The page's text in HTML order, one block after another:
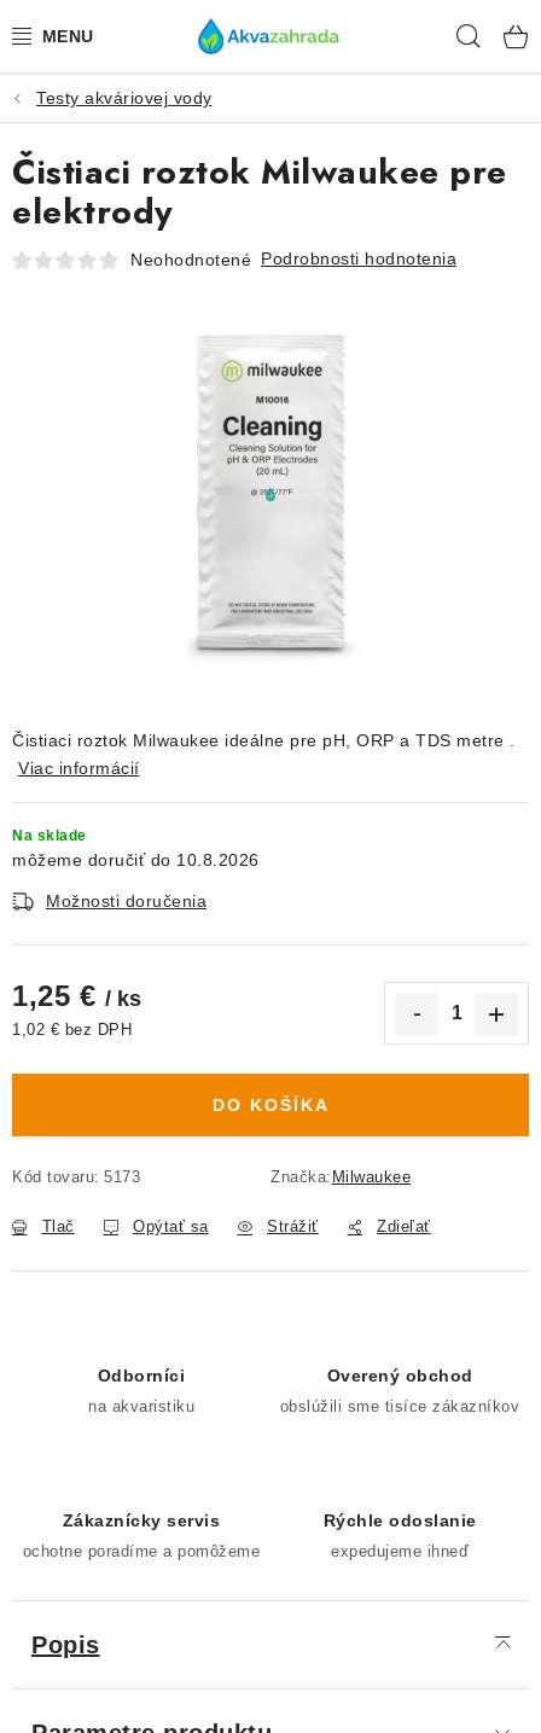
na
TECHNIKA
HNOJIVÁ
VODA
VÝPREDAJ
O nás Doprava a platba Kontakty
Blog
Moja objednávka
Testy akváriovej vody
Čistiaci roztok Milwaukee ideálne pre pH, ORP a TDS metre .
Viac informácií
Na sklade
10.8.2026
Možnosti doručenia
1,25 € / ks
1,02 € bez DPH
DO KOŠÍKA
Kód tovaru: 5173 Značka: Milwaukee
Tlač Opýtať sa Strážiť Zdieľať
Čistiaci roztok Milwaukee pre
elektrody
Neohodnotené Podrobnosti hodnotenia
Odborníci
na akvaristiku
Overený obchod
obslúžili sme tisíce zákazníkov
Zákaznícky servis
ochotne poradíme a pomôžeme
Rýchle odoslanie
expedujeme ihneď
Popis